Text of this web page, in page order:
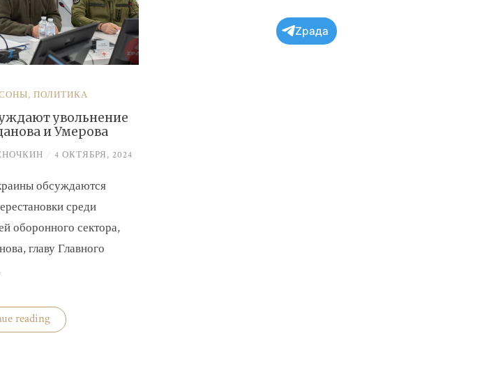
, ПОЛИТИКА
увольнение
и Умерова
/ 4 ОКТЯБРЯ, 2024
обсуждаются
среди
оборонного сектора,
главу Главного
reading«На
Банковой
Zрада